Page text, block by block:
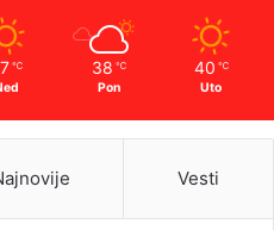
℃ 38 ℃
Pon
40 ℃
Uto
Vesti